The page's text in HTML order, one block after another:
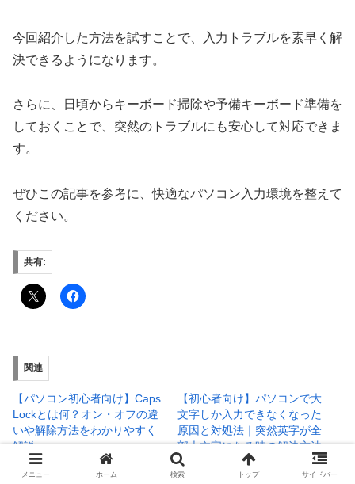
今回紹介した方法を試すことで、入力トラブルを素早く解
決できるようになります。
さらに、日頃からキーボード掃除や予備キーボード準備を
しておくことで、突然のトラブルにも安心して対応できま
す。
ぜひこの記事を参考に、快適なパソコン入力環境を整えて
ください。
共有:
関連
【パソコン初心者向け】Caps
Lockとは何？オン・オフの違
いや解除方法をわかりやすく
解説
2019年7月21日
パソコンお悩み解決
【初心者向け】パソコンで大
文字しか入力できなくなった
原因と対処法｜突然英字が全
部大文字になる時の解決方法
2020年12月6日
入力
メニュー ホーム 検索 トップ サイドバー